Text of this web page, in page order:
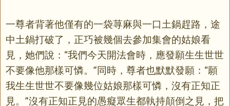
一尊者背著他僅有的一袋荨麻與一口土鍋趕路，途
中土鍋打破了，正巧被幾個去參加集會的姑娘看
見，她們說：“我們今天開法會時，應發願生生世世
不要像他那樣可憐。”同時，尊者也默默發願：“願
我生生世世不要像幾位姑娘那樣可憐，沒有正知正
見。”沒有正知正見的愚癡眾生都執持顛倒之見，把